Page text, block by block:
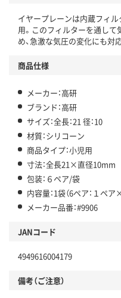
イヤープレーンは内蔵フィ
用。このフィルターを通し
め、急激な気圧の変化にも対
商品仕様
メーカー：高研
ブランド：高研
サイズ：全長：21 径：10
材質：シリコーン
商品タイプ：小児用
寸法：全長21×直径10mm
包装：６ペア/袋
内容量：1袋（6ペア：１ペア
メーカー品番：#9906
JANコード
4949616004179
備考（ご注意）